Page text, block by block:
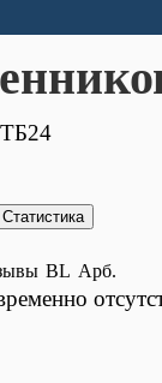
BL Арб.